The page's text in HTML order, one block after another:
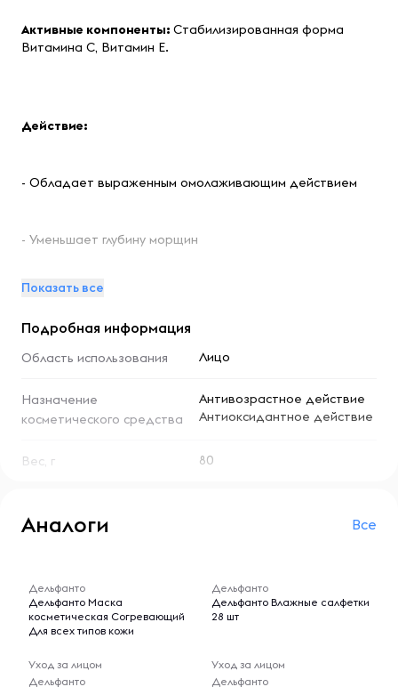
Активные компоненты: Стабилизированная форма
Витамина С, Витамин Е.
Действие:
- Обладает выраженным омолаживающим действием
- Уменьшает глубину морщин
- Стимулирует восстановление и обновление клеток
- Обладает мощным антиоксидантным действием
Показать все
Подробная информация
Область использования Лицо
Назначение
косметического средства
Антивозрастное действие
Антиоксидантное действие
Вес, г 80
Аналоги Все
Дельфанто
Дельфанто Маска
косметическая Согревающий
Для всех типов кожи
Уход за лицом
Дельфанто
Дельфанто
Дельфанто Влажные салфетки
28 шт
Уход за лицом
Дельфанто